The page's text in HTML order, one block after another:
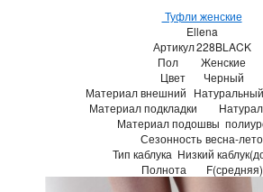
Туфли женские
Ellena
Артикул228BLACK
Пол
Женские
Цвет
Черный
Материал внешний
Материал подкладки
Материал подошвы
Сезонность весна-лето
Тип каблука Низкий
Полнота
F(средняя)